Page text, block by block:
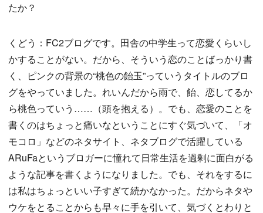
たか？
くどう：FC2ブログです。田舎の中学生って恋愛くらいし
かすることがない。だから、そういう恋のことばっかり書
く、ピンクの背景の“桃色の飴玉”っていうタイトルのブロ
グをやっていました。れいんだから雨で、飴、恋してるか
ら桃色っていう……（頭を抱える）。でも、恋愛のことを
書くのはちょっと痛いなということにすぐ気づいて、「オ
モコロ」などのネタサイト、ネタブログで活躍している
ARuFaというブロガーに憧れて日常生活を過剰に面白がる
ような記事を書くようになりました。でも、それをするに
は私はちょっといい子すぎて続かなかった。だからネタや
ウケをとることからも早々に手を引いて、気づくとわりと